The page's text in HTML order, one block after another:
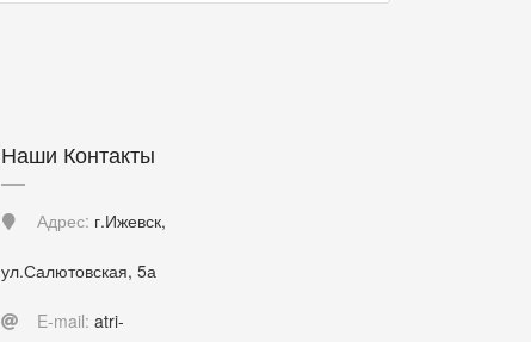
Наши Контакты
Адрес: г.Ижевск,
ул.Салютовская, 5а
E-mail: atri-